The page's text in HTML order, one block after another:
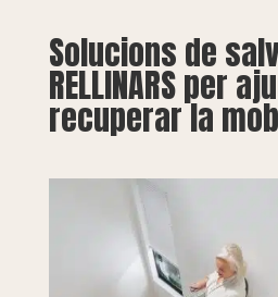
Solucions de
RELLINARS per
recuperar la